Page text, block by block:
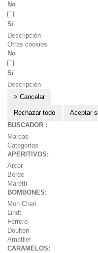
No
Sí
Descripción
Otras cookies
No
Sí
Descripción
> Cancelar
Rechazar todo Aceptar
BUSCADOR :
Marcas
Categorías
APERITIVOS:
Arcor
Berde
Maretti
BOMBONES:
Mon Cheri
Lindt
Ferrero
Doulton
Amatller
CARAMELOS: